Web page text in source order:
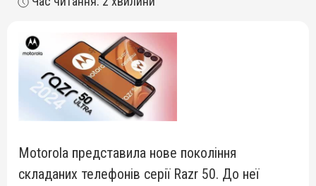
Motorola представила нове покоління
складаних телефонів серії Razr 50. До неї